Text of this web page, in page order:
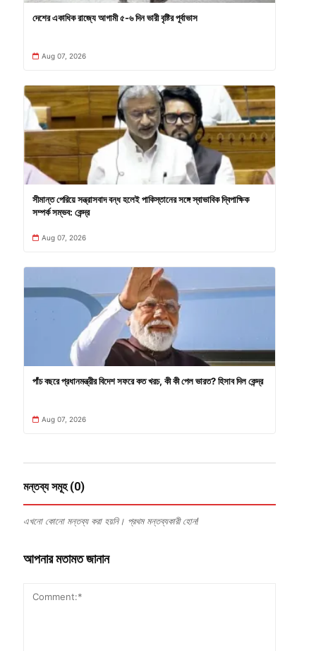
দেশের একাধিক রাজ্যে আগামী ৫-৬ দিন ভারী বৃষ্টির পূর্বাভাস
Aug 07, 2026
সীমান্ত পেরিয়ে সন্ত্রাসবাদ বন্ধ হলেই পাকিস্তানের সঙ্গে স্বাভাবিক দ্বিপাক্ষিক
সম্পর্ক সম্ভব: কেন্দ্র
Aug 07, 2026
পাঁচ বছরে প্রধানমন্ত্রীর বিদেশ সফরে কত খরচ, কী কী পেল ভারত? হিসাব দিল কেন্দ্র
Aug 07, 2026
মন্তব্য সমূহ (0)
এখনো কোনো মন্তব্য করা হয়নি। প্রথম মন্তব্যকারী হোন!
আপনার মতামত জানান